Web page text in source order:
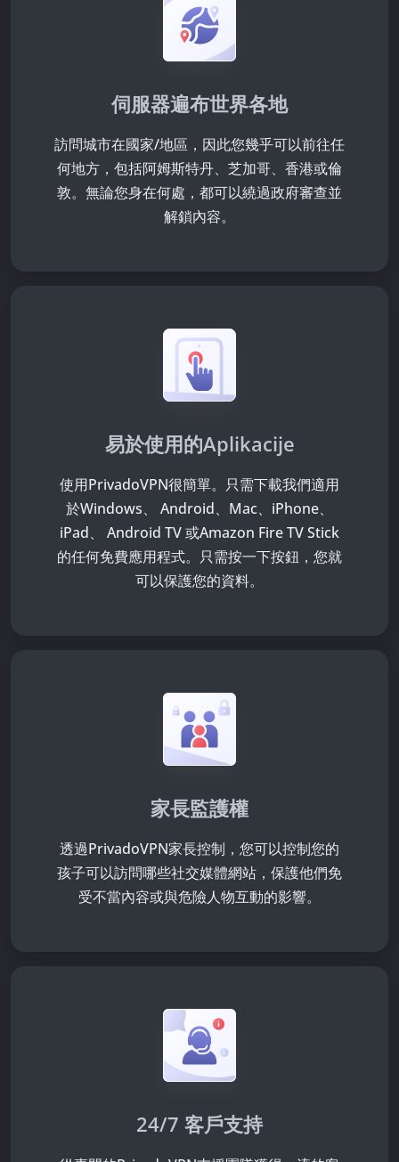
伺服器遍布世界各地
訪問城市在國家/地區，因此您幾乎可以前往任
何地方，包括阿姆斯特丹、芝加哥、香港或倫
敦。無論您身在何處，都可以繞過政府審查並
解鎖內容。
易於使用的Aplikacije
使用PrivadoVPN很簡單。只需下載我們適用
於Windows、 Android、Mac、iPhone、
iPad、 Android TV 或Amazon Fire TV Stick
的任何免費應用程式。只需按一下按鈕，您就
可以保護您的資料。
家長監護權
透過PrivadoVPN家長控制，您可以控制您的
孩子可以訪問哪些社交媒體網站，保護他們免
受不當內容或與危險人物互動的影響。
24/7 客戶支持